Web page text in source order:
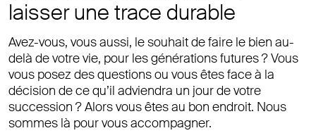
laisser une trace durable
Avez-vous, vous aussi, le souhait de faire le bien au-
delà de votre vie, pour les générations futures ? Vous
vous posez des questions ou vous êtes face à la
décision de ce qu’il adviendra un jour de votre
succession ? Alors vous êtes au bon endroit. Nous
sommes là pour vous accompagner.